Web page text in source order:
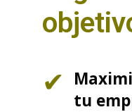
tu